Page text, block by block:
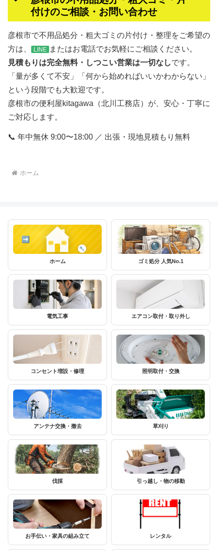
付けのご相談・お問い合わせ
彦根市で不用品処分・粗大ゴミの片付け・整理をご希望の
方は、
LINE またはお電話でお気軽にご相談ください。
見積もりは完全無料・しつこい営業は一切なしです。
「量が多くて不安」「何から始めればいいかわからない」
という段階でも大歓迎です。
彦根市の便利屋kitagawa（北川工務店）が、安心・丁寧に
ご対応します。
📞 年中無休 9:00〜18:00 ／ 出張・現地見積もり無料
ホーム
ホーム ゴミ処分 人気No.1
電気工事 エアコン取付・取り外し
コンセント増設・修理 照明取付・交換
アンテナ交換・撤去 草刈り
伐採 引っ越し・物の移動
お手伝い・家具の組み立て レンタル